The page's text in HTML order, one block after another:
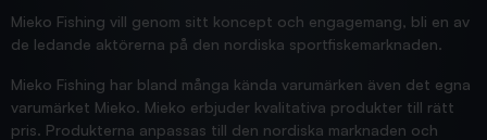
Jensa
Mieko Fishing vill genom sitt koncept och engagemang, bli en av
de ledande aktörerna på den nordiska sportfiskemarknaden.
Mieko Fishing har bland många kända varumärken även det egna
varumärket Mieko. Mieko erbjuder kvalitativa produkter till rätt
pris. Produkterna anpassas till den nordiska marknaden och